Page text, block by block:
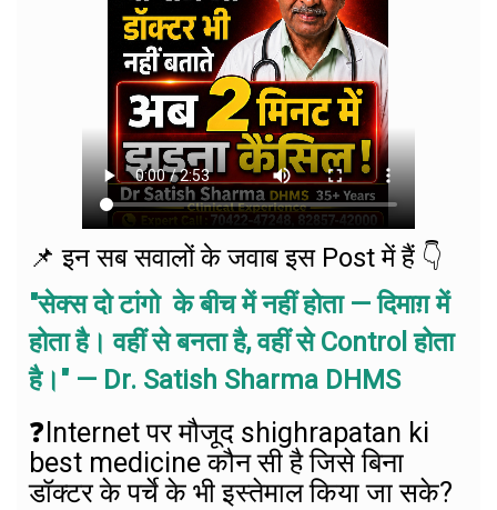
📌 इन सब सवालों के जवाब इस Post में हैं 👇
"सेक्स दो टांगो के बीच में नहीं होता — दिमाग़ में
होता है। वहीं से बनता है, वहीं से Control होता
है।" — Dr. Satish Sharma DHMS
❓ Internet पर मौजूद shighrapatan ki
best medicine कौन सी है जिसे बिना
डॉक्टर के पर्चे के भी इस्तेमाल किया जा सके?